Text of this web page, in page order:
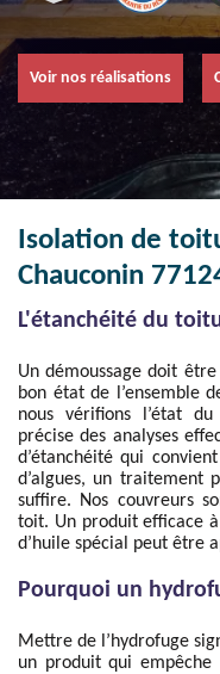
Voir nos réalisations
Isolation de
Chauconin
L'étanchéité du
Un démoussage doit
bon état de l’ensemble
nous vérifions l’état
précise des analyses
d’étanchéité qui
d’algues, un traitement
suffire. Nos couvreurs
toit. Un produit efficace
d’huile spécial peut être
Pourquoi un
Mettre de l’hydrofuge
un produit qui empêche